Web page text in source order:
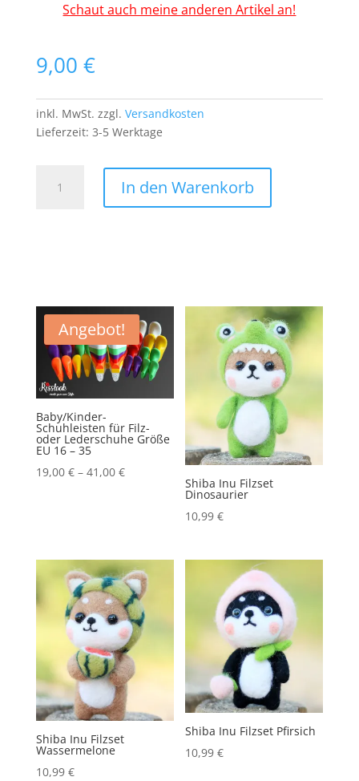
Schaut auch meine anderen Artikel an!
9,00 €
inkl. MwSt. zzgl. Versandkosten
Lieferzeit: 3-5 Werktage
In den Warenkorb
Angebot!
Baby/Kinder-
Schuhleisten für Filz-
oder Lederschuhe Größe
EU 16 – 35
19,00 €– 41,00 €
Shiba Inu Filzset
Dinosaurier
10,99€
Shiba Inu Filzset
Wassermelone
10,99 €
Shiba Inu Filzset Pfirsich
10,99€